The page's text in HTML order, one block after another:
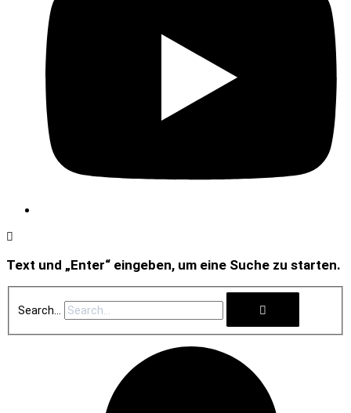
Text und „Enter“ eingeben, um eine Suche zu starten.
Search...